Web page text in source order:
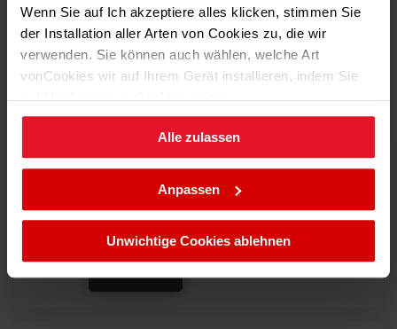
Wenn Sie auf Ich akzeptiere alles klicken, stimmen Sie
der Installation aller Arten von Cookies zu, die wir
verwenden. Sie können auch wählen, welche Art
vonCookies wir auf Ihrem Gerät installieren, indem Sie
auf Mechanismus Cookies. klicken.
Sie können Ihre Cookie-Einstellungen jederzeit ändern,
indem Sie die Cookie-Richtlinie .aufrufen.
Alle zulassen
Anpassen
Unwichtige Cookies ablehnen
Wie könnenwir Ihnen
sonst noch helfen?
Benutzerhandbücher und
Dokumente
Hier finden Sie Handbücher zu Amica-
Gehen